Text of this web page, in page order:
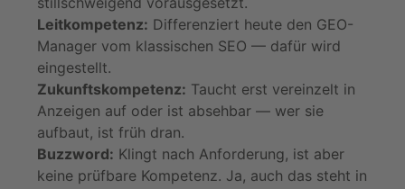
indexiert nicht Dokumente, sondern groundable
Information. Sie extrahiert Passagen und
gewichtet sie nach Beweisbarkeit (Evidenz). Sie
synthetisiert diese zu einer Antwort, für die die
KI-Suche “die Verantwortung übernimmt”. Fehler
können sich aus Sicht der KI potentieren. In der
GEO optimieren wir so die Beweisbarkeit (